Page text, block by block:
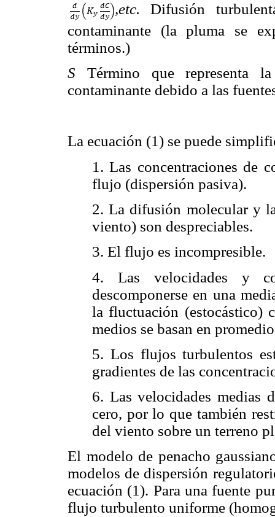
,etc.Difusión
contaminante (la pluma se
términos.)
S Término que representa
contaminante debido a las
La ecuación (1) se puede
1. Las concentraciones de
flujo (dispersión pasiva).
2. La difusión molecular y
viento) son despreciables.
3. El flujo es incompresible.
4. Las velocidades y
descomponerse en una
la fluctuación (estocástico)
medios se basan en
5. Los flujos turbulentos
gradientes de las
6. Las velocidades
cero, por lo que también
del viento sobre un terreno
El modelo de penacho
modelos de dispersión
ecuación (1). Para una fuente
flujo turbulento uniforme